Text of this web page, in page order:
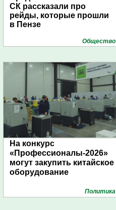
СК рассказали про
рейды, которые прошли
в Пензе
Общество
На конкурс
«Профессионалы-2026»
могут закупить китайское
оборудование
Политика